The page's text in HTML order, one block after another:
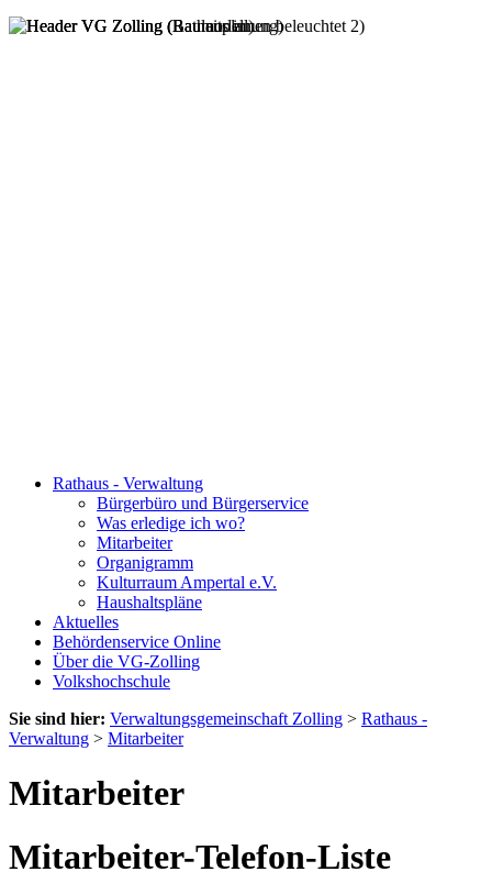
Rathaus - Verwaltung
Bürgerbüro und Bürgerservice
Was erledige ich wo?
Mitarbeiter
Organigramm
Kulturraum Ampertal e.V.
Haushaltspläne
Aktuelles
Behördenservice Online
Über die VG-Zolling
Volkshochschule
Sie sind hier: Verwaltungsgemeinschaft Zolling > Rathaus -
Verwaltung > Mitarbeiter
Mitarbeiter
Mitarbeiter-Telefon-Liste